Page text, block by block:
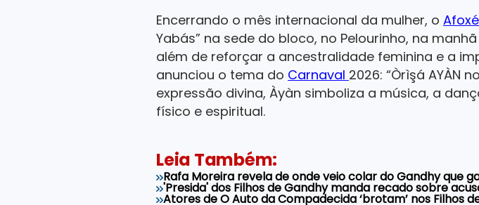
Encerrando o mês internacional da mulher, o
Yabás” na sede do bloco, no Pelourinho, na
além de reforçar a ancestralidade feminina e a
anunciou o tema do Carnaval 2026: “Òrìşá AYÀN
expressão divina, Àyàn simboliza a música, a
físico e espiritual.
Leia Também:
Rafa Moreira revela de onde veio colar do Gandhy que
'Presida' dos Filhos de Gandhy manda recado sobre
Atores de O Auto da Compadecida ‘brotam’ nos Filhos